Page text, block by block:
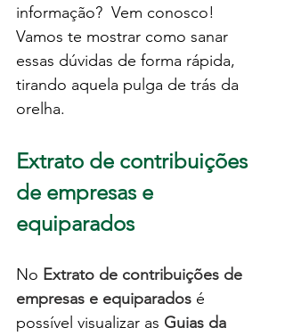
informação?  Vem conosco!
Vamos te mostrar como sanar
essas dúvidas de forma rápida,
tirando aquela pulga de trás da
orelha.
Extrato de contribuições
de empresas e
equiparados
No Extrato de contribuições de
empresas e equiparados é
possível visualizar as Guias da